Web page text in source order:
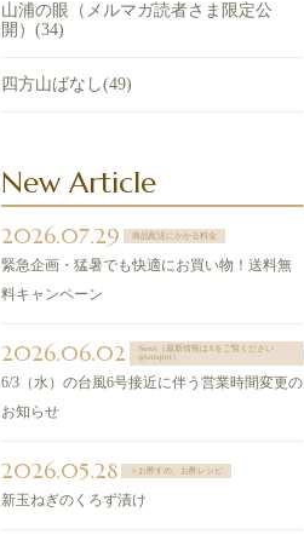
山浦の眼（メルマガ読者さま限定公
開）(34)
四方山ばなし(49)
New Article
2026.07.29 商品配送にかかる料金
緊急企画・猛暑でも快適にお買い物！送料無
料キャンペーン
2026.06.02
News（最新情報はXをご覧ください
@sntspot）
6/3（水）の台風6号接近に伴う営業時間変更の
お知らせ
2026.05.28 ＞お酢すめ、お酢レシピ
新玉ねぎのくろず漬け